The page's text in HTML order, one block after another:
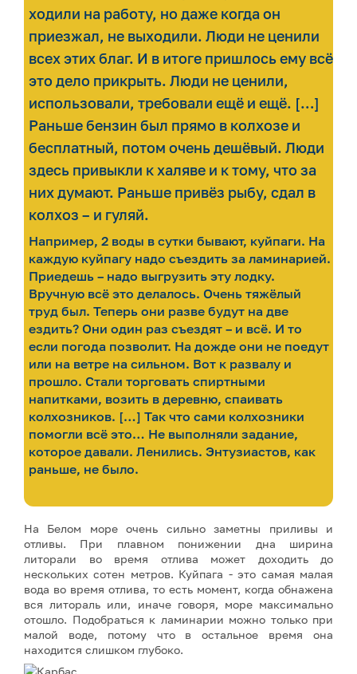
ходили на работу, но даже когда он
приезжал, не выходили. Люди не ценили
всех этих благ. И в итоге пришлось ему всё
это дело прикрыть. Люди не ценили,
использовали, требовали ещё и ещё. […]
Раньше бензин был прямо в колхозе и
бесплатный, потом очень дешёвый. Люди
здесь привыкли к халяве и к тому, что за
них думают. Раньше привёз рыбу, сдал в
колхоз – и гуляй.
Например, 2 воды в сутки бывают, куйпаги. На
каждую куйпагу надо съездить за ламинарией.
Приедешь – надо выгрузить эту лодку.
Вручную всё это делалось. Очень тяжёлый
труд был. Теперь они разве будут на две
ездить? Они один раз съездят – и всё. И то
если погода позволит. На дожде они не поедут
или на ветре на сильном. Вот к развалу и
прошло. Стали торговать спиртными
напитками, возить в деревню, спаивать
колхозников. […] Так что сами колхозники
помогли всё это… Не выполняли задание,
которое давали. Ленились. Энтузиастов, как
раньше, не было.
На Белом море очень сильно заметны приливы и
отливы. При плавном понижении дна ширина
литорали во время отлива может доходить до
нескольких сотен метров. Куйпага - это самая малая
вода во время отлива, то есть момент, когда обнажена
вся литораль или, иначе говоря, море максимально
отошло. Подобраться к ламинарии можно только при
малой воде, потому что в остальное время она
находится слишком глубоко.